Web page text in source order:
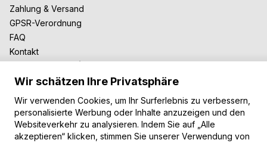
Zahlung & Versand
GPSR-Verordnung
FAQ
Kontakt
Zusammenarbeit
Für Blogger
B2B-Zusammenarbeit
Unsere Teppiche
Moderne Teppiche
Wir schätzen Ihre Privatsphäre
Wir verwenden Cookies, um Ihr Surferlebnis zu verbessern,
personalisierte Werbung oder Inhalte anzuzeigen und den
Websiteverkehr zu analysieren. Indem Sie auf „Alle
akzeptieren“ klicken, stimmen Sie unserer Verwendung von